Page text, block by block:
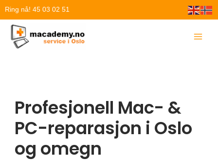
Hopp
innholdet
Ring nå! 45 03 02 51
Profesjonell Mac- &
PC-reparasjon i Oslo
og omegn